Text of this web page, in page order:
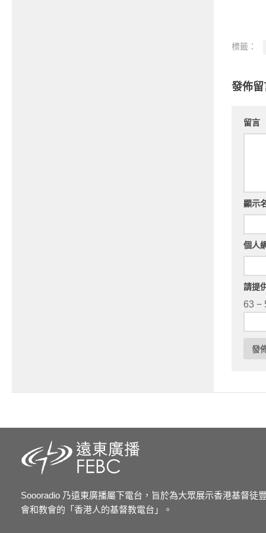
標籤：
發佈留
留言
顯示
個人
請提
63 −
Soooradio 乃遠東廣播屬下電台，旨於為大眾展示香港基督徒
會和教會的「香港人的基督教電台」。